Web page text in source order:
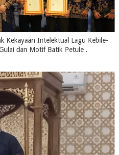
Kekayaan Intelektual Lagu Kebile-
dan Motif Batik Petule .